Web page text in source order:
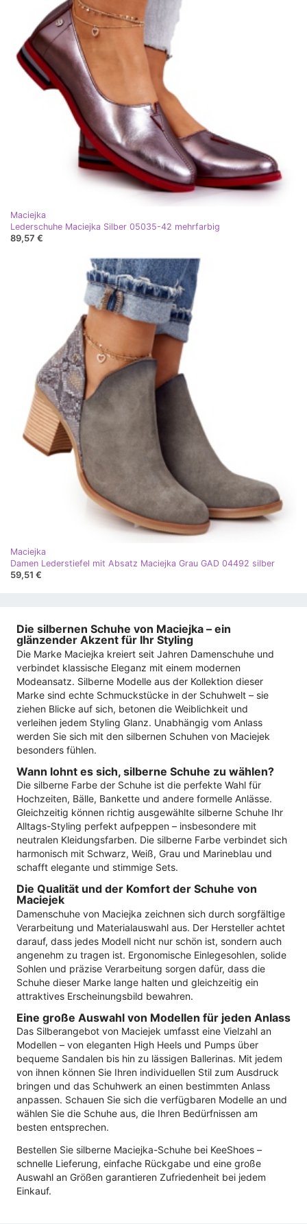
Maciejka
Lederschuhe Maciejka Silber 05035-42 mehrfarbig
89,57 €
Maciejka
Damen Lederstiefel mit Absatz Maciejka Grau GAD 04492 silber
59,51 €
Die silbernen Schuhe von Maciejka – ein
glänzender Akzent für Ihr Styling
Die Marke Maciejka kreiert seit Jahren Damenschuhe und
verbindet klassische Eleganz mit einem modernen
Modeansatz. Silberne Modelle aus der Kollektion dieser
Marke sind echte Schmuckstücke in der Schuhwelt – sie
ziehen Blicke auf sich, betonen die Weiblichkeit und
verleihen jedem Styling Glanz. Unabhängig vom Anlass
werden Sie sich mit den silbernen Schuhen von Maciejek
besonders fühlen.
Wann lohnt es sich, silberne Schuhe zu wählen?
Die silberne Farbe der Schuhe ist die perfekte Wahl für
Hochzeiten, Bälle, Bankette und andere formelle Anlässe.
Gleichzeitig können richtig ausgewählte silberne Schuhe Ihr
Alltags-Styling perfekt aufpeppen – insbesondere mit
neutralen Kleidungsfarben. Die silberne Farbe verbindet sich
harmonisch mit Schwarz, Weiß, Grau und Marineblau und
schafft elegante und stimmige Sets.
Die Qualität und der Komfort der Schuhe von
Maciejek
Damenschuhe von Maciejka zeichnen sich durch sorgfältige
Verarbeitung und Materialauswahl aus. Der Hersteller achtet
darauf, dass jedes Modell nicht nur schön ist, sondern auch
angenehm zu tragen ist. Ergonomische Einlegesohlen, solide
Sohlen und präzise Verarbeitung sorgen dafür, dass die
Schuhe dieser Marke lange halten und gleichzeitig ein
attraktives Erscheinungsbild bewahren.
Eine große Auswahl von Modellen für jeden Anlass
Das Silberangebot von Maciejek umfasst eine Vielzahl an
Modellen – von eleganten High Heels und Pumps über
bequeme Sandalen bis hin zu lässigen Ballerinas. Mit jedem
von ihnen können Sie Ihren individuellen Stil zum Ausdruck
bringen und das Schuhwerk an einen bestimmten Anlass
anpassen. Schauen Sie sich die verfügbaren Modelle an und
wählen Sie die Schuhe aus, die Ihren Bedürfnissen am
besten entsprechen.
Bestellen Sie silberne Maciejka-Schuhe bei KeeShoes –
schnelle Lieferung, einfache Rückgabe und eine große
Auswahl an Größen garantieren Zufriedenheit bei jedem
Einkauf.